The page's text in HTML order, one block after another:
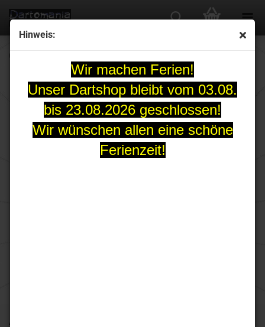
Hinweis:
Wir machen Ferien!
Unser Dartshop bleibt vom 03.08.
bis 23.08.2026 geschlossen!
Wir wünschen allen eine schöne
Ferienzeit!
Art.Nr.: